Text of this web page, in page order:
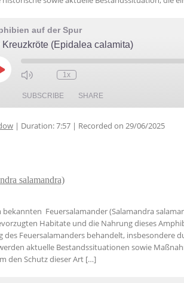
auf der Spur
Kreuzkröte (Epidalea calamita)
1x
SUBSCRIBE SHARE
| Duration: 7:57 | Recorded on 29/06/2025
salamandra)
Feuersalamander (Salamandra
Habitate und die Nahrung dieses
des Feuersalamanders behandelt, insbesondere
aktuelle Bestandssituationen sowie
den Schutz dieser Art […]